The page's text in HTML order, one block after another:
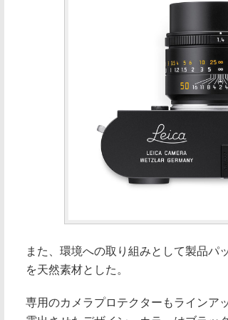
また、環境への取り組みとして製品パ
を天然素材とした。
専用のカメラプロテクターもラインア